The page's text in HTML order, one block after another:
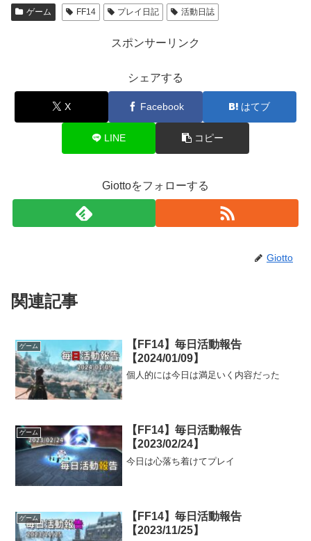
ゲーム FF14 プレイ日記 活動日誌
スポンサーリンク
シェアする
X Facebook はてブ
LINE コピー
Giottoをフォローする
Giotto
関連記事
ゲーム
【FF14】毎日活動報告
【2024/01/09】
個人的には今日は満足いく内容だった
ゲーム
【FF14】毎日活動報告
【2023/02/24】
今日は心落ち着けてプレイ
ゲーム
【FF14】毎日活動報告
【2023/11/25】